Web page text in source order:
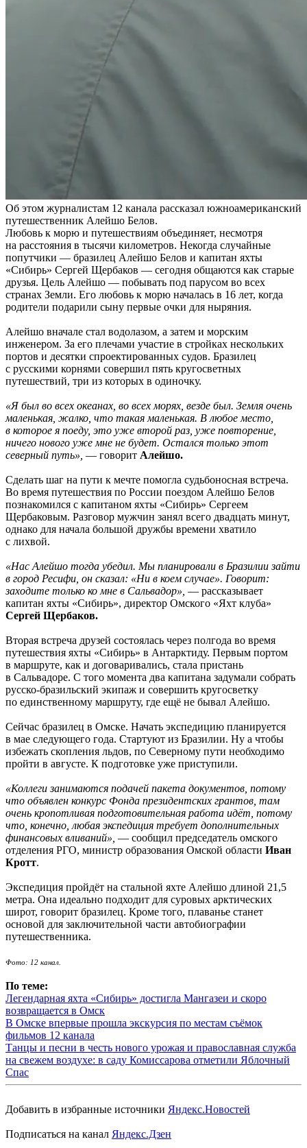
Об этом журналистам 12 канала рассказал южноамериканский
путешественник Алейшо Белов.
Любовь к морю и путешествиям объединяет, несмотря
на расстояния в тысячи километров. Некогда случайные
попутчики — бразилец Алейшо Белов и капитан яхты
«Сибирь» Сергей Щербаков — сегодня общаются как старые
друзья. Цель Алейшо — побывать под парусом во всех
странах Земли. Его любовь к морю началась в 16 лет, когда
родители подарили сыну первые очки для ныряния.
Алейшо вначале стал водолазом, а затем и морским
инженером. За его плечами участие в стройках нескольких
портов и десятки спроектированных судов. Бразилец
с русскими корнями совершил пять кругосветных
путешествий, три из которых в одиночку.
«Я был во всех океанах, во всех морях, везде был. Земля очень
маленькая, жалко, что такая маленькая. В любое место,
в которое я поеду, это уже второй раз, уже повторение,
ничего нового уже мне не будет. Остался только этот
северный путь», — говорит Алейшо.
Сделать шаг на пути к мечте помогла судьбоносная встреча.
Во время путешествия по России поездом Алейшо Белов
познакомился с капитаном яхты «Сибирь» Сергеем
Щербаковым. Разговор мужчин занял всего двадцать минут,
однако для начала большой дружбы времени хватило
с лихвой.
«Нас Алейшо тогда убедил. Мы планировали в Бразилии зайти
в город Ресифи, он сказал: «Ни в коем случае». Говорит:
заходите только ко мне в Сальвадор», — рассказывает
капитан яхты «Сибирь», директор Омского «Яхт клуба»
Сергей Щербаков.
Вторая встреча друзей состоялась через полгода во время
путешествия яхты «Сибирь» в Антарктиду. Первым портом
в маршруте, как и договаривались, стала пристань
в Сальвадоре. С того момента два капитана задумали собрать
русско-бразильский экипаж и совершить кругосветку
по единственному маршруту, где ещё не бывал Алейшо.
Сейчас бразилец в Омске. Начать экспедицию планируется
в мае следующего года. Стартуют из Бразилии. Ну а чтобы
избежать скопления льдов, по Северному пути необходимо
пройти в августе. К подготовке уже приступили.
«Коллеги занимаются подачей пакета документов, потому
что объявлен конкурс Фонда президентских грантов, там
очень кропотливая подготовительная работа идёт, потому
что, конечно, любая экспедиция требует дополнительных
финансовых вливаний», — сообщил председатель омского
отделения РГО, министр образования Омской области Иван
Кротт.
Экспедиция пройдёт на стальной яхте Алейшо длиной 21,5
метра. Она идеально подходит для суровых арктических
широт, говорит бразилец. Кроме того, плаванье станет
основой для заключительной части автобиографии
путешественника.
Фото: 12 канал.
По теме:
Легендарная яхта «Сибирь» достигла Мангазеи и скоро
возвращается в Омск
В Омске впервые прошла экскурсия по местам съёмок
фильмов 12 канала
Танцы и песни в честь нового урожая и православная служба
на свежем воздухе: в саду Комиссарова отметили Яблочный
Спас
Добавить в избранные источники Яндекс.Новостей
Подписаться на канал Яндекс.Дзен